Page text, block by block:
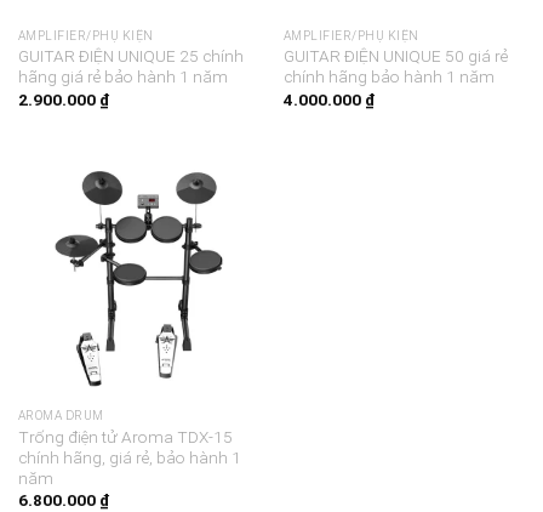
AMPLIFIER/PHỤ KIỆN
GUITAR ĐIỆN UNIQUE 25 chính
hãng giá rẻ bảo hành 1 năm
2.900.000 ₫
AMPLIFIER/PHỤ KIỆN
GUITAR ĐIỆN UNIQUE 50 giá rẻ
chính hãng bảo hành 1 năm
4.000.000 ₫
AROMA DRUM
Trống điện tử Aroma TDX-15
chính hãng, giá rẻ, bảo hành 1
năm
6.800.000 ₫